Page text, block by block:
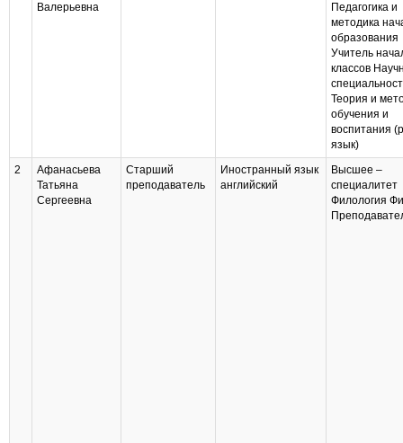
Валерьевна
Педагогика и
методика
образования
Учитель
классов
Теория и
обучения и
воспитания
язык)
2
Афанасьева
Татьяна
Сергеевна
Старший
преподаватель
Иностранный язык
английский
Высшее –
специалитет
Филология